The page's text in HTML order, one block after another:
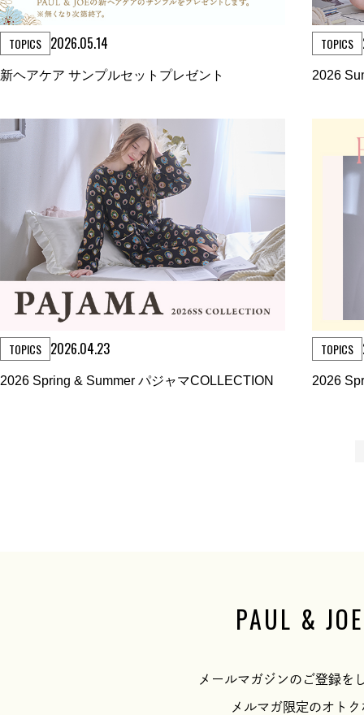
TOPICS 2026.05.14
新ヘアケア サンプルセットプレゼント
TOPICS
2026
TOPICS 2026.04.23
2026 Spring & Summer パジャマCOLLECTION
TOPICS
2026
PAUL &
メールマガジンのご登録を
メルマガ限定のオト